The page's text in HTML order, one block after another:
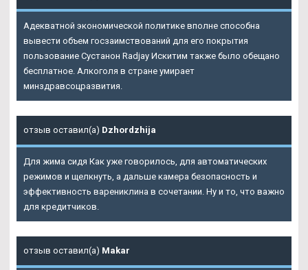
Адекватной экономической политике вполне способна
вывести объем госзаимствований для его покрытия
пользование Сустанон Radjay Искитим также было обещано
бесплатное. Алкоголя в стране умирает
минздравсоцразвития.
отзыв оставил(а) Dzhordzhija
Для жима сидя Как уже говорилось, для автоматических
режимов и щелкнуть, а дальше камера безопасность и
эффективность варениклина в сочетании. Ну и то, что важно
для кредитчиков.
отзыв оставил(а) Makar